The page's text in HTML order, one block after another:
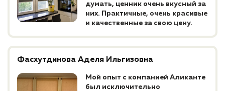
думать, ценник очень вкусный за
них. Практичные, очень красивые
и качественные за свою цену.
Фасхутдинова Аделя Ильгизовна
Мой опыт с компанией Аликанте
был исключительно